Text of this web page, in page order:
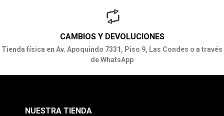
CAMBIOS Y DEVOLUCIONES
Tienda física en Av. Apoquindo 7331, Piso 9, Las Condes o a través
de WhatsApp
NUESTRA TIENDA